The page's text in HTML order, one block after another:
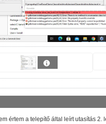
értem a telepítő által leírt utasítás 2.